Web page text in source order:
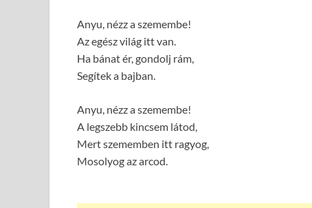
Anyu, nézz a szemembe!
Az egész világ itt van.
Ha bánat ér, gondolj rám,
Segítek a bajban.
Anyu, nézz a szemembe!
A legszebb kincsem látod,
Mert szememben itt ragyog,
Mosolyog az arcod.